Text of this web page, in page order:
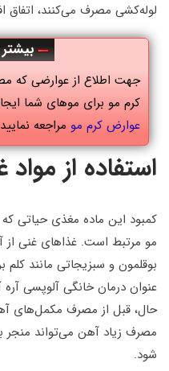
لوله‌کشی مصرف می‌کنند، اتفاق
جهت اطلاع از عوارضی که
کرم مو برای موهای شما
عوارض کرم مو مراجعه
استفاده از
کمبود این ماده مغذی حیاتی
مو مرتبط است. غذاهای غنی
بوقلمون و سبزیجاتی مانند کلم
عنوان درمان خانگی آلوپسی
حال، قبل از مصرف مکمل‌های
مصرف زیاد آهن می‌تواند منجر
شود.